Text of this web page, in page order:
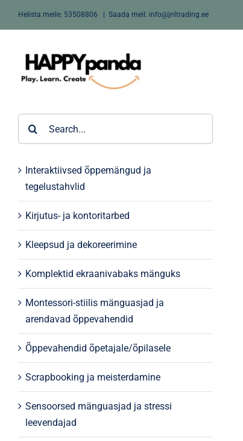
Helista meile: 53508806 Saada meil: info@jnltrading.ee
Interaktiivsed õppemängud ja
tegelustahvlid
Kirjutus- ja kontoritarbed
Kleepsud ja dekoreerimine
Komplektid ekraanivabaks mänguks
Montessori-stiilis mänguasjad ja
arendavad õppevahendid
Õppevahendid õpetajale/õpilasele
Scrapbooking ja meisterdamine
Sensoorsed mänguasjad ja stressi
leevendajad